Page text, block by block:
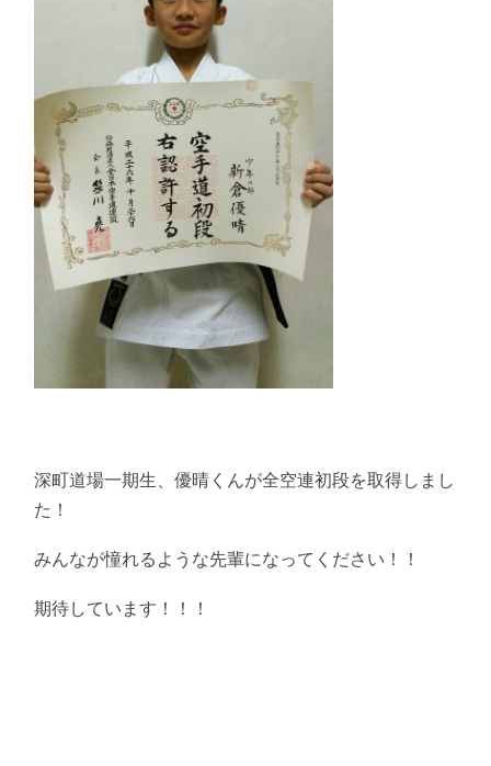
深町道場一期生、優晴くんが全空連初段を取得しまし
た！
みんなが憧れるような先輩になってください！！
期待しています！！！